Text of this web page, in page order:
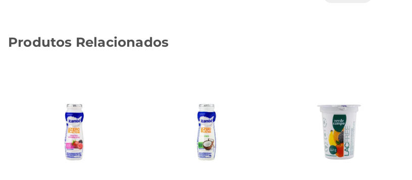
facilmente a diferentes preparações. Experimente usálo em smoothies, molhos ou até mesmo em
Produtos Relacionados